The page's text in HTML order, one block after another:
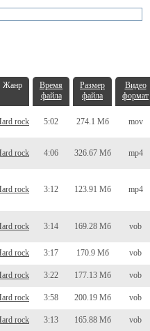
Жанр
Время
файла
Размер
файла
Видео
формат
rock 5:02 274.1 Мб mov
rock 4:06 326.67 Мб mp4
rock 3:12 123.91 Мб mp4
rock 3:14 169.28 Мб vob
rock 3:17 170.9 Мб vob
rock 3:22 177.13 Мб vob
rock 3:58 200.19 Мб vob
rock 3:13 165.88 Мб vob